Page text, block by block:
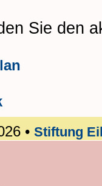
Sie den
•Stiftung